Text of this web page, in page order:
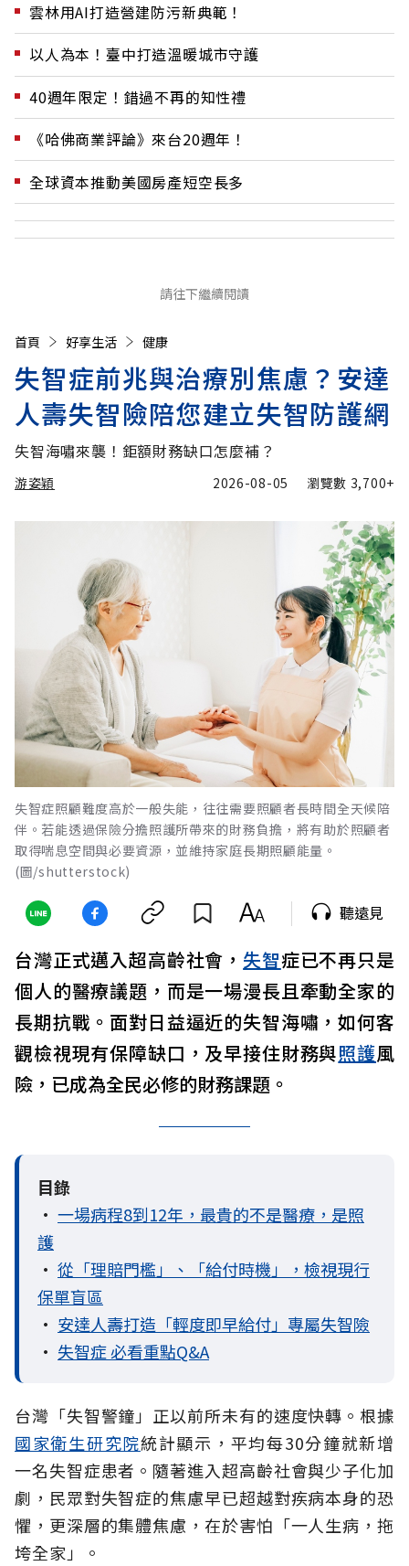
雲林用AI打造營建防污新典範！
以人為本！臺中打造溫暖城市守護
40週年限定！錯過不再的知性禮
《哈佛商業評論》來台20週年！
全球資本推動美國房產短空長多
請往下繼續閱讀
首頁 好享生活 健康
失智症前兆與治療別焦慮？安達
人壽失智險陪您建立失智防護網
失智海嘯來襲！鉅額財務缺口怎麼補？
游姿穎 2026-08-05 瀏覽數 3,700+
失智症照顧難度高於一般失能，往往需要照顧者長時間全天候陪
伴。若能透過保險分擔照護所帶來的財務負擔，將有助於照顧者
取得喘息空間與必要資源，並維持家庭長期照顧能量。
(圖/shutterstock)
聽遠見
台灣正式邁入超高齡社會， 失智症已不再只是
個人的醫療議題，而是一場漫長且牽動全家的
長期抗戰。面對日益逼近的失智海嘯，如何客
觀檢視現有保障缺口，及早接住財務與照護風
險，已成為全民必修的財務課題。
目錄
• 一場病程8到12年，最貴的不是醫療，是照
護
• 從「理賠門檻」、「給付時機」，檢視現行
保單盲區
• 安達人壽打造「輕度即早給付」專屬失智險
• 失智症 必看重點Q&A
台灣「失智警鐘」正以前所未有的速度快轉。根據
國家衛生研究院統計顯示，平均每30分鐘就新增
一名失智症患者。隨著進入超高齡社會與少子化加
劇，民眾對失智症的焦慮早已超越對疾病本身的恐
懼，更深層的集體焦慮，在於害怕「一人生病，拖
垮全家」。